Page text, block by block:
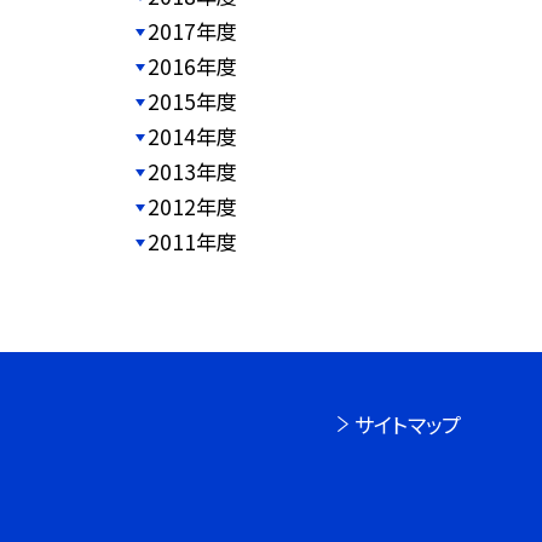
2017年度
2016年度
2015年度
2014年度
2013年度
2012年度
2011年度
サイトマップ